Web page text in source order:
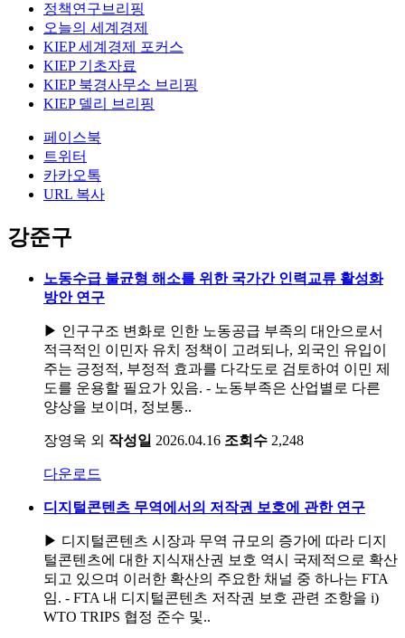
정책연구브리핑
오늘의 세계경제
KIEP 세계경제 포커스
KIEP 기초자료
KIEP 북경사무소 브리핑
KIEP 델리 브리핑
페이스북
트위터
카카오톡
URL 복사
강준구
노동수급 불균형 해소를 위한 국가간 인력교류 활성화
방안 연구
▶ 인구구조 변화로 인한 노동공급 부족의 대안으로서
적극적인 이민자 유치 정책이 고려되나, 외국인 유입이
주는 긍정적, 부정적 효과를 다각도로 검토하여 이민 제
도를 운용할 필요가 있음. - 노동부족은 산업별로 다른
양상을 보이며, 정보통..
장영욱 외 작성일 2026.04.16 조회수 2,248
다운로드
디지털콘텐츠 무역에서의 저작권 보호에 관한 연구
▶ 디지털콘텐츠 시장과 무역 규모의 증가에 따라 디지
털콘텐츠에 대한 지식재산권 보호 역시 국제적으로 확산
되고 있으며 이러한 확산의 주요한 채널 중 하나는 FTA
임. - FTA 내 디지털콘텐츠 저작권 보호 관련 조항을 i)
WTO TRIPS 협정 준수 및..